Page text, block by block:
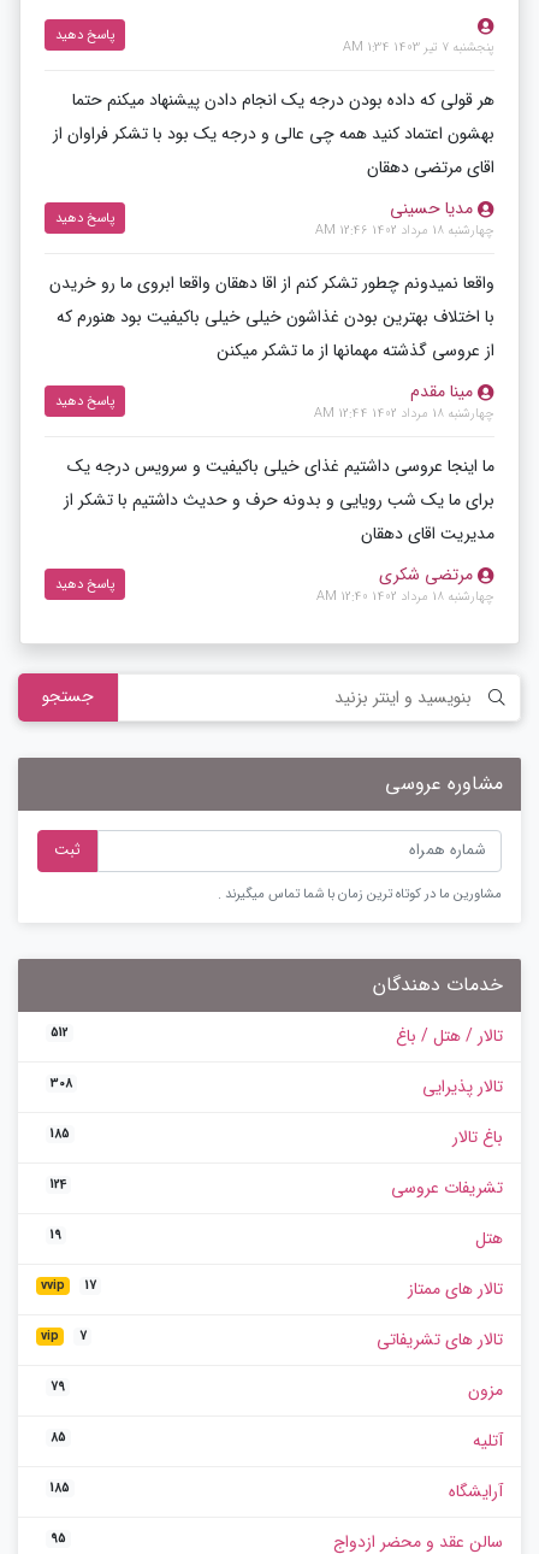
پنجشنبه 7 تیر 1403 1:34 AM
پاسخ دهید
هر قولی که داده بودن درجه یک انجام دادن پیشنهاد میکنم حتما
بهشون اعتماد کنید همه چی عالی و درجه یک بود با تشکر فراوان از
اقای مرتضی دهقان
مدیا حسینی
چهارشنبه 18 مرداد 1402 12:46 AM
پاسخ دهید
واقعا نمیدونم چطور تشکر کنم از اقا دهقان واقعا ابر‌وی ما رو خریدن
با اختلاف بهترین بودن غذاشون خیلی خیلی باکیفیت بود هنورم که
از عروسی گذشته مهمانها از ما تشکر میکنن
مینا مقدم
چهارشنبه 18 مرداد 1402 12:44 AM
پاسخ دهید
ما اینجا عروسی داشتیم غذای خیلی باکیفیت و سرویس درجه یک
برای ما یک شب رویایی و بدونه حرف و حدیث داشتیم با تشکر از
مدیریت اقای دهقان
مرتضی شکری
چهارشنبه 18 مرداد 1402 12:40 AM
پاسخ دهید
جستجو
مشاوره عروسی
ثبت
مشاورین ما در کوتاه ترین زمان با شما تماس میگیرند .
خدمات دهندگان
تالار / هتل / باغ 512
تالار پذیرایی 308
باغ تالار 185
تشریفات عروسی 124
هتل 19
تالار های ممتاز vvip 17
تالار های تشریفاتی vip 7
مزون 79
آتلیه 85
آرایشگاه 185
سالن عقد و محضر ازدواج 95